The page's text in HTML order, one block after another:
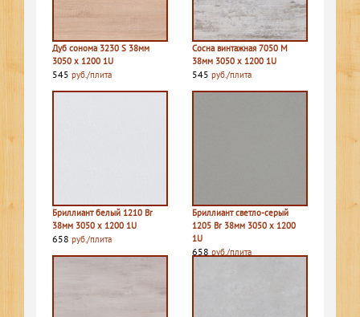
Дуб сонома 3230 S 38мм
3050 х 1200 1U
545 руб./плита
Сосна винтажная 7050 M
38мм 3050 х 1200 1U
545 руб./плита
Бриллиант белый 1210 Br
38мм 3050 х 1200 1U
658 руб./плита
Бриллиант светло-серый
1205 Br 38мм 3050 х 1200
1U
658 руб./плита